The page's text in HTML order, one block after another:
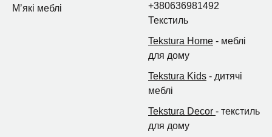
Мʼякі меблі
+380636981492
Текстиль
Tekstura Home - меблі
для дому
Tekstura Kids - дитячі
меблі
Tekstura Decor - текстиль
для дому